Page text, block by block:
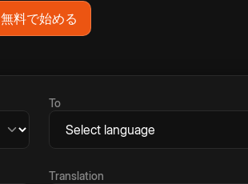
無料で始める
To
Translation